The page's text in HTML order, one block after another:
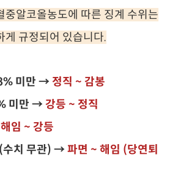
중알코올농도에 따른 징계 수위는
게 규정되어 있습니다.
미만 → 정직 ~ 감봉
미만 →강등 ~ 정직
해임 ~ 강등
(수치 무관) →파면 ~ 해임 (당연퇴